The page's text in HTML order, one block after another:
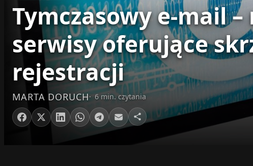
Tymczasowy e-mail –
serwisy oferujące
rejestracji
MARTA DORUCH 6 min. czytania